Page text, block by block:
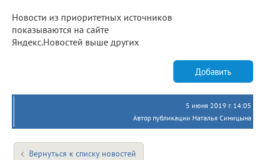
Новости из приоритетных источников
показываются на сайте
Яндекс.Новостей выше других
Добавить
5 июня 2019 г. 14:05
Автор публикации Наталья Синицына
Вернуться к списку новостей